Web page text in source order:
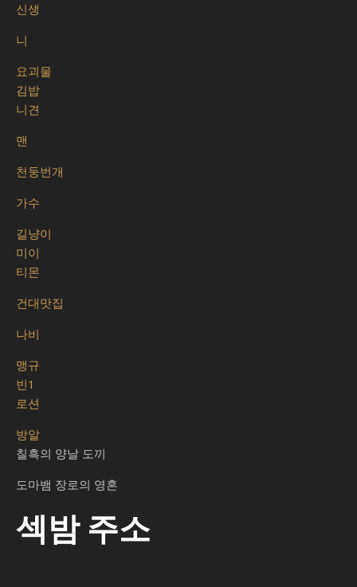
신생
니
요괴물
김밥
니견
맨
천둥번개
가수
길냥이
미이
티몬
건대맛집
나비
맹규
빈1
로션
방알
칠흑의 양날 도끼
도마뱀 장로의 영혼
섹밤 주소